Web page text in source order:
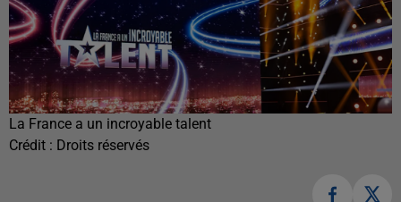
La France a un incroyable talent
Crédit : Droits réservés